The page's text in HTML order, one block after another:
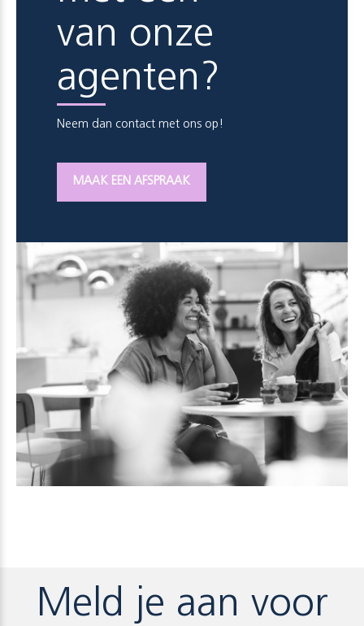
van onze
agenten?
Neem dan contact met ons op!
MAAK EEN AFSPRAAK
Meld je aan voor